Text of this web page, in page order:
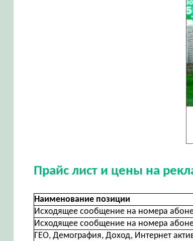
Прайс лист и цены на
Наименование позиции
Исходящее сообщение на номера
Исходящее сообщение на номера
ГЕО, Демография, Доход, Интернет